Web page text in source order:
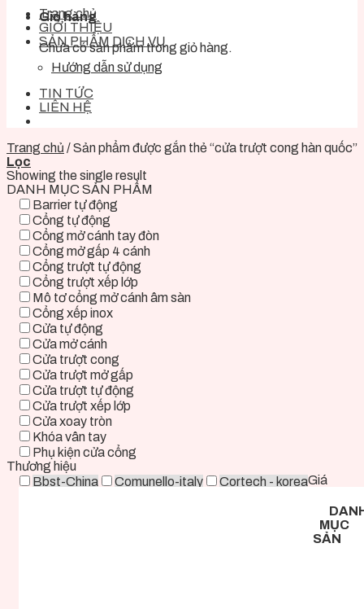
Giỏ hàng
Chưa có sản phẩm trong giỏ hàng.
Trang chủ
GIỚI THIỆU
SẢN PHẨM DỊCH VỤ
Hướng dẫn sử dụng
TIN TỨC
LIÊN HỆ
Trang chủ /Sản phẩm được gắn thẻ “cửa trượt cong hàn quốc”
Lọc
Showing the single result
DANH MỤC SẢN PHẨM
Barrier tự động
Cổng tự động
Cổng mở cánh tay đòn
Cổng mở gấp 4 cánh
Cổng trượt tự động
Cổng trượt xếp lớp
Mô tơ cổng mở cánh âm sàn
Cổng xếp inox
Cửa tự động
Cửa mở cánh
Cửa trượt cong
Cửa trượt mở gấp
Cửa trượt tự động
Cửa trượt xếp lớp
Cửa xoay tròn
Khóa vân tay
Phụ kiện cửa cổng
Thương hiệu
Bbst-China
Comunello-italy
Cortech - koreaGiá
MỤC
SẢN